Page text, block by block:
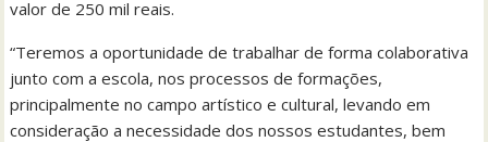
valor de 250 mil reais.
“Teremos a oportunidade de trabalhar de forma colaborativa
junto com a escola, nos processos de formações,
principalmente no campo artístico e cultural, levando em
consideração a necessidade dos nossos estudantes, bem